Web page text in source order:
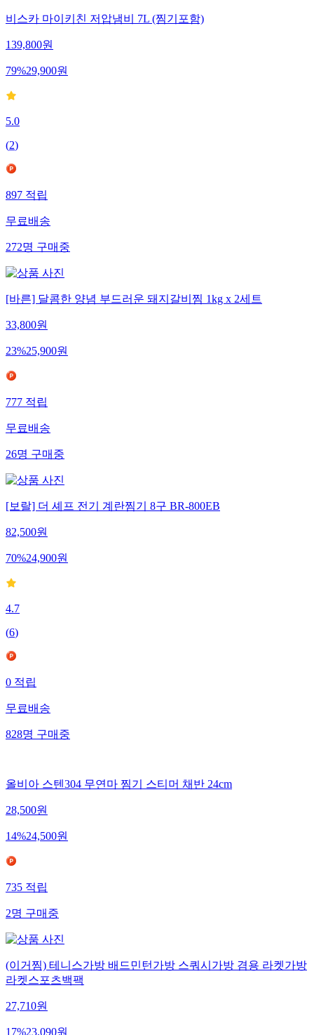
비스카 마이키친 저압냄비 7L (찜기포함)
139,800원
79%29,900원
5.0
(2)
897 적립
무료배송
272명 구매중
[바른] 달콤한 양념 부드러운 돼지갈비찜 1kg x 2세트
33,800원
23%25,900원
777 적립
무료배송
26명 구매중
[보랄] 더 셰프 전기 계란찜기 8구 BR-800EB
82,500원
70%24,900원
4.7
(6)
0 적립
무료배송
828명 구매중
올비아 스텐304 무연마 찜기 스티머 채반 24cm
28,500원
14%24,500원
735 적립
2명 구매중
(이거찜) 테니스가방 배드민턴가방 스쿼시가방 겸용 라켓가방
라켓스포츠백팩
27,710원
17%23,090원